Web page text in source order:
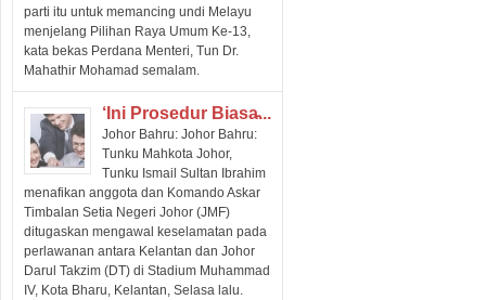
parti itu untuk memancing undi Melayu
menjelang Pilihan Raya Umum Ke-13,
kata bekas Perdana Menteri, Tun Dr.
Mahathir Mohamad semalam.
‘Ini Prosedur Biasa̵...
Johor Bahru: Johor Bahru:
Tunku Mahkota Johor,
Tunku Ismail Sultan Ibrahim
menafikan anggota dan Komando Askar
Timbalan Setia Negeri Johor (JMF)
ditugaskan mengawal keselamatan pada
perlawanan antara Kelantan dan Johor
Darul Takzim (DT) di Stadium Muhammad
IV, Kota Bharu, Kelantan, Selasa lalu.